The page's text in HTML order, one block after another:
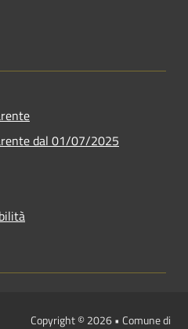
dal 01/07/2025
Copyright © 2026 • Comune di